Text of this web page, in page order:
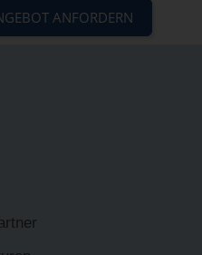
ANFORDERN